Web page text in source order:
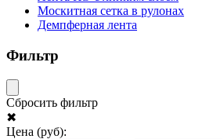
Москитная сетка в рулонах
Демпферная лента
Фильтр
Сбросить фильтр
✖
Цена (руб):